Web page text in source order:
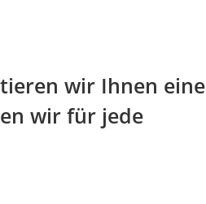
wir Ihnen eine
wir für jede